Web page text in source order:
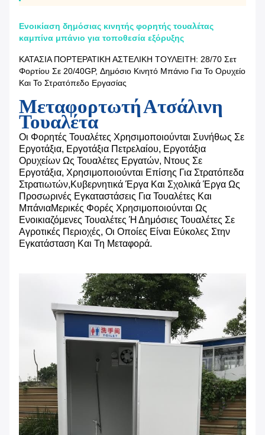
Ενοικίαση δημόσιας κινητής φορητής τουαλέτας
καμπίνα μπάνιο για τοποθεσία εξόρυξης
ΚΑΤΑΣΙΑ ΠΟΡΤΕΡΑΤΙΚΗ ΑΣΤΕΛΙΚΗ ΤΟΥΛΕΙΤΗ: 28/70 Σετ
Φορτίου Σε 20/40GP, Δημόσιο Κινητό Μπάνιο Για Το Ορυχείο
Και Το Στρατόπεδο Εργασίας
Μεταφορτωτή Ατσάλινη
Τουαλέτα
Οι Φορητές Τουαλέτες Χρησιμοποιούνται Συνήθως Σε
Εργοτάξια, Εργοτάξια Πετρελαίου, Εργοτάξια
Ορυχείων Ως Τουαλέτες Εργατών, Ντους Σε
Εργοτάξια, Χρησιμοποιούνται Επίσης Για Στρατόπεδα
Στρατιωτών,κυβερνητικά Έργα Και Σχολικά Έργα Ως
Προσωρινές Εγκαταστάσεις Για Τουαλέτες Και
ΜπάνιαΜερικές Φορές Χρησιμοποιούνται Ως
Ενοικιαζόμενες Τουαλέτες Ή Δημόσιες Τουαλέτες Σε
Αγροτικές Περιοχές, Οι Οποίες Είναι Εύκολες Στην
Εγκατάσταση Και Τη Μεταφορά.